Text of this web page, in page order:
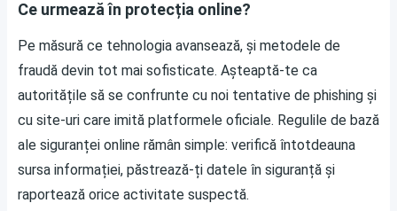
Ce urmează în protecția online?
Pe măsură ce tehnologia avansează, și metodele de
fraudă devin tot mai sofisticate. Așteaptă-te ca
autoritățile să se confrunte cu noi tentative de phishing și
cu site-uri care imită platformele oficiale. Regulile de bază
ale siguranței online rămân simple: verifică întotdeauna
sursa informației, păstrează-ți datele în siguranță și
raportează orice activitate suspectă.